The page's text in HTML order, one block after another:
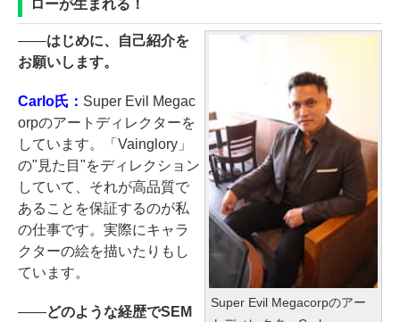
ローが生まれる！
Super Evil Megacorpのアー
――はじめに、自己紹介を
お願いします。
Carlo氏： Super Evil Megac
orpのアートディレクターを
しています。「Vainglory」
の"見た目"をディレクション
していて、それが高品質で
あることを保証するのが私
の仕事です。実際にキャラ
クターの絵を描いたりもし
ています。
――どのような経歴でSEM